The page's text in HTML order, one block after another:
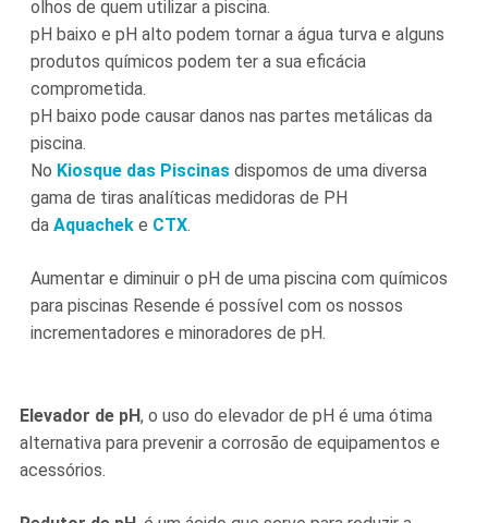
olhos de quem utilizar a piscina.
pH baixo e pH alto podem tornar a água turva e alguns
produtos químicos podem ter a sua eficácia
comprometida.
pH baixo pode causar danos nas partes metálicas da
piscina.
No Kiosque das Piscinas dispomos de uma diversa
gama de tiras analíticas medidoras de PH
da Aquachek e CTX.
Aumentar e diminuir o pH de uma piscina com químicos
para piscinas Resende é possível com os nossos
incrementadores e minoradores de pH.
Elevador de pH, o uso do elevador de pH é uma ótima
alternativa para prevenir a corrosão de equipamentos e
acessórios.